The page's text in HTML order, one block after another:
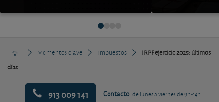
Momentos clave Impuestos
IRPF ejercicio 2025: últimos
días
913 009 141 Contacto de lunes a viernes de 9h-14h